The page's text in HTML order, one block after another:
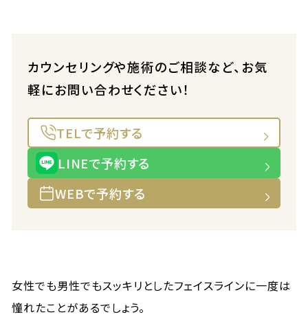
カウンセリングや施術のご相談など、お気
軽にお問い合わせください！
TELで予約する
LINEで予約する
WEBで予約する
女性でも男性でもスッキリとしたフェイスラインに一度は
憧れたことがあるでしょう。